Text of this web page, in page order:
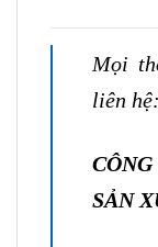
Mọi
liên hệ:
SẢN